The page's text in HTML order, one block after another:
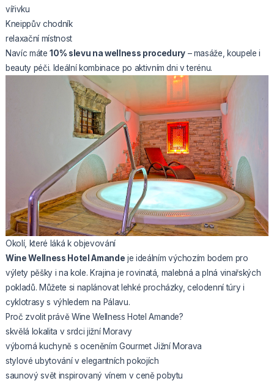
vířivku
Kneippův chodník
relaxační místnost
Navíc máte10% slevu na wellness procedury– masáže, koupele i
beauty péči. Ideální kombinace po aktivním dni v terénu.
Okolí, které láká k objevování
Wine Wellness Hotel Amande je ideálním výchozím bodem pro
výlety pěšky i na kole. Krajina je rovinatá, malebná a plná vinařských
pokladů. Můžete si naplánovat lehké procházky, celodenní túry i
cyklotrasy s výhledem na Pálavu.
Proč zvolit právě Wine Wellness Hotel Amande?
skvělá lokalita v srdci jižní Moravy
výborná kuchyně s oceněním Gourmet Jižní Morava
stylové ubytování v elegantních pokojích
saunový svět inspirovaný vínem v ceně pobytu